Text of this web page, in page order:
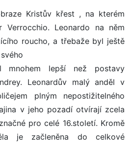
Kristův křest , na kterém
Verrocchio. Leonardo na něm
roucho, a třebaže byl ještě
lepší než postavy
Leonardův malý anděl v
plným nepostižitelného
v jeho pozadí otvírají zcela
pro celé 16.století. Kromě
je začleněna do celkové